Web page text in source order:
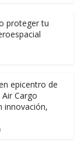
proteger tu
epicentro de
Cargo
innovación,